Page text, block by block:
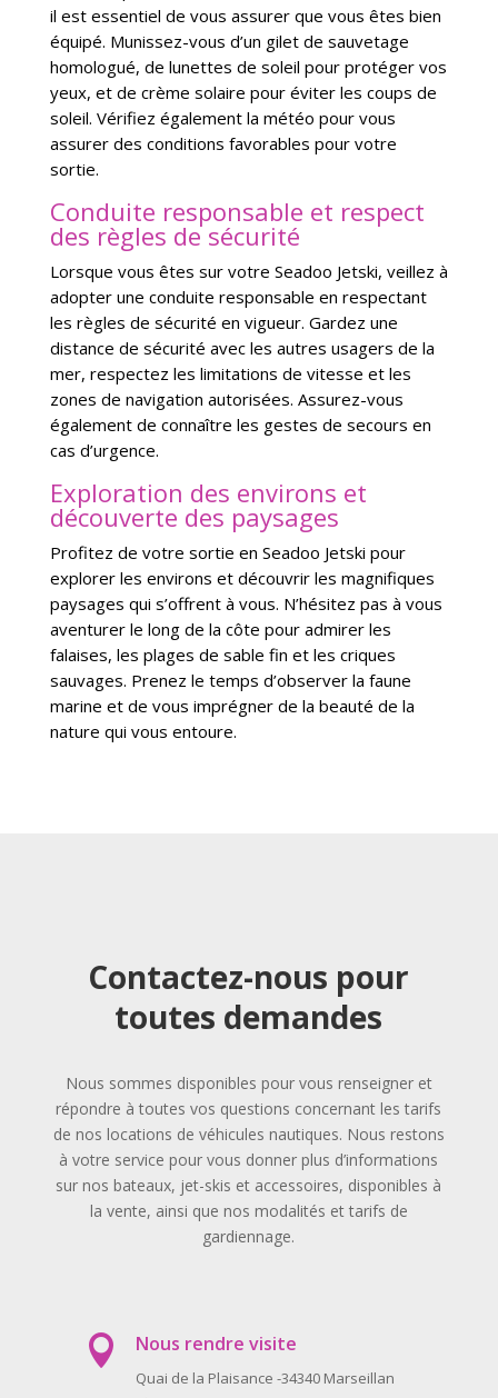
il est essentiel de vous assurer que vous êtes bien
équipé. Munissez-vous d’un gilet de sauvetage
homologué, de lunettes de soleil pour protéger vos
yeux, et de crème solaire pour éviter les coups de
soleil. Vérifiez également la météo pour vous
assurer des conditions favorables pour votre
sortie.
Conduite responsable et respect
des règles de sécurité
Lorsque vous êtes sur votre Seadoo Jetski, veillez à
adopter une conduite responsable en respectant
les règles de sécurité en vigueur. Gardez une
distance de sécurité avec les autres usagers de la
mer, respectez les limitations de vitesse et les
zones de navigation autorisées. Assurez-vous
également de connaître les gestes de secours en
cas d’urgence.
Exploration des environs et
découverte des paysages
Profitez de votre sortie en Seadoo Jetski pour
explorer les environs et découvrir les magnifiques
paysages qui s’offrent à vous. N’hésitez pas à vous
aventurer le long de la côte pour admirer les
falaises, les plages de sable fin et les criques
sauvages. Prenez le temps d’observer la faune
marine et de vous imprégner de la beauté de la
nature qui vous entoure.
Contactez-nous pour
toutes demandes
Nous sommes disponibles pour vous renseigner et
répondre à toutes vos questions concernant les tarifs
de nos locations de véhicules nautiques. Nous restons
à votre service pour vous donner plus d’informations
sur nos bateaux, jet-skis et accessoires, disponibles à
la vente, ainsi que nos modalités et tarifs de
gardiennage.
 Nous rendre visite
Quai de la Plaisance -34340 Marseillan